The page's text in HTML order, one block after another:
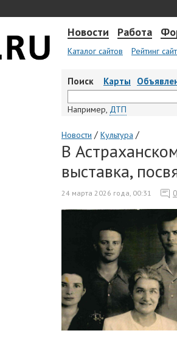
Новости Работа
Каталог сайтов Рейтинг
Поиск Карты
Например, ДТП
Новости / Культура /
В
выставка,
24 марта 2026 года, 00:31 0